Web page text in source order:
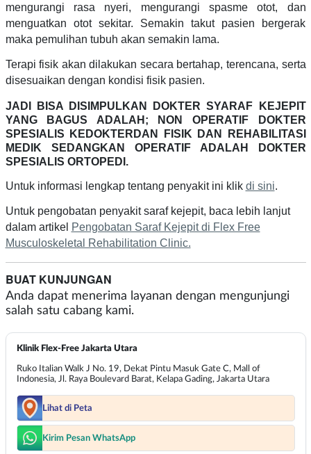
mengurangi rasa nyeri, mengurangi spasme otot, dan
menguatkan otot sekitar. Semakin takut pasien bergerak
maka pemulihan tubuh akan semakin lama.
Terapi fisik akan dilakukan secara bertahap, terencana, serta
disesuaikan dengan kondisi fisik pasien.
JADI BISA DISIMPULKAN DOKTER SYARAF KEJEPIT
YANG BAGUS ADALAH; NON OPERATIF DOKTER
SPESIALIS KEDOKTERDAN FISIK DAN REHABILITASI
MEDIK SEDANGKAN OPERATIF ADALAH DOKTER
SPESIALIS ORTOPEDI.
Untuk informasi lengkap tentang penyakit ini klik di sini.
Untuk pengobatan penyakit saraf kejepit, baca lebih lanjut
dalam artikel Pengobatan Saraf Kejepit di Flex Free
Musculoskeletal Rehabilitation Clinic.
BUAT KUNJUNGAN
Anda dapat menerima layanan dengan mengunjungi
salah satu cabang kami.
Klinik Flex-Free Jakarta Utara
Ruko Italian Walk J No. 19, Dekat Pintu Masuk Gate C, Mall of
Indonesia, Jl. Raya Boulevard Barat, Kelapa Gading, Jakarta Utara
Lihat di Peta
Kirim Pesan WhatsApp